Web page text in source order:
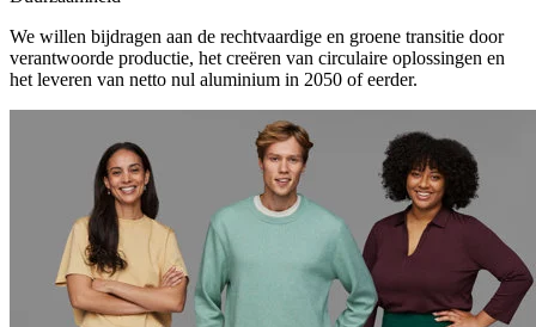
We willen bijdragen aan de rechtvaardige en groene transitie door
verantwoorde productie, het creëren van circulaire oplossingen en
het leveren van netto nul aluminium in 2050 of eerder.